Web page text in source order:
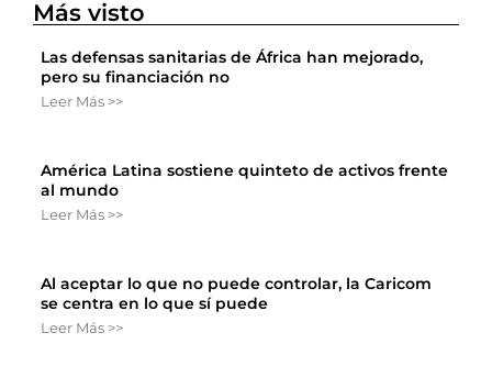
Más visto
Las defensas sanitarias de África han mejorado,
pero su financiación no
Leer Más >>
América Latina sostiene quinteto de activos frente
al mundo
Leer Más >>
Al aceptar lo que no puede controlar, la Caricom
se centra en lo que sí puede
Leer Más >>